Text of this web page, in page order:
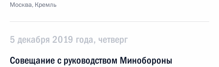
Москва, Кремль
5 декабря 2019 года, четверг
Совещание с руководством Минобороны